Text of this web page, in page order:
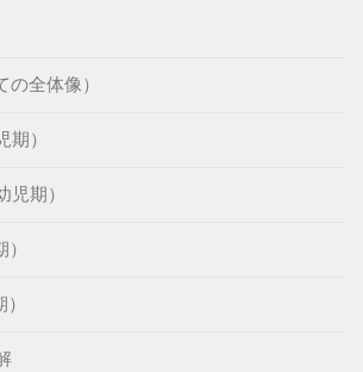
の全体像）
）
児期）